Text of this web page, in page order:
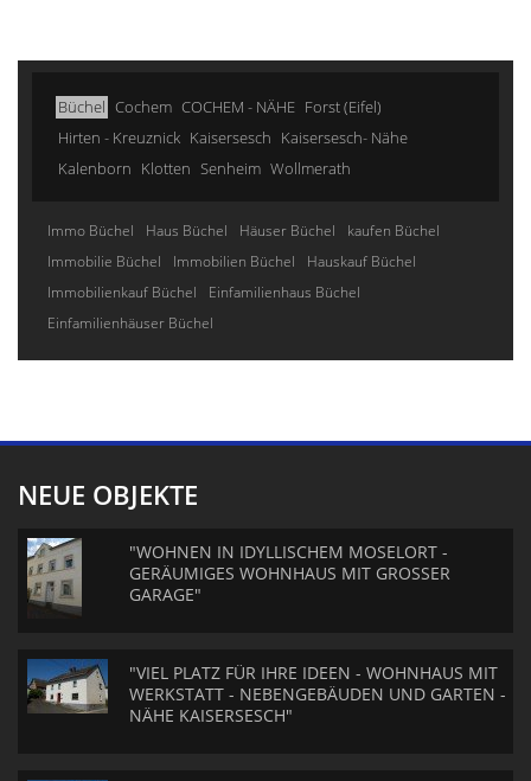
Büchel Cochem COCHEM - NÄHE Forst (Eifel)
Hirten - Kreuznick Kaisersesch Kaisersesch- Nähe
Kalenborn Klotten Senheim Wollmerath
Immo Büchel Haus Büchel Häuser Büchel
kaufen Büchel
Immobilie Büchel
Immobilien Büchel
Hauskauf Büchel
Immobilienkauf Büchel
Einfamilienhaus Büchel
Einfamilienhäuser Büchel
NEUE OBJEKTE
"WOHNEN IN IDYLLISCHEM MOSELORT -
GERÄUMIGES WOHNHAUS MIT GROSSER
GARAGE"
"VIEL PLATZ FÜR IHRE IDEEN - WOHNHAUS MIT
WERKSTATT - NEBENGEBÄUDEN UND GARTEN -
NÄHE KAISERSESCH"